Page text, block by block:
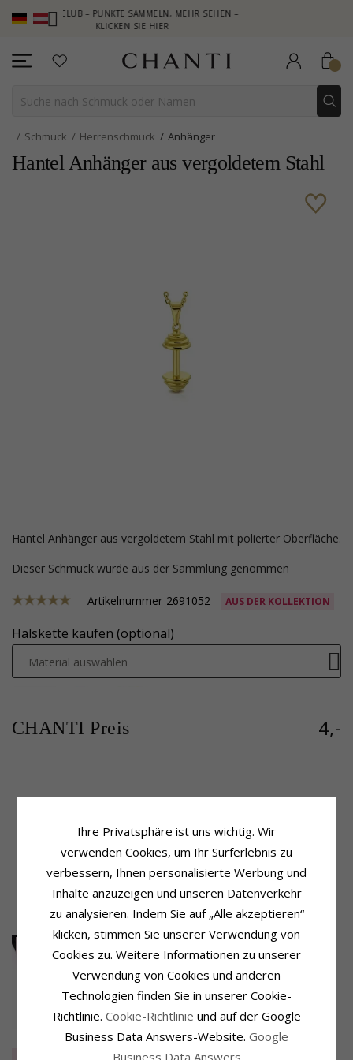
CLUB – PUNKTE SAMMELN, MEHR SEHEN –
KLICKEN SIE HIER
Schmuck Herrenschmuck Anhänger
Hantel Anhänger aus vergoldetem Stahl
Hantel Anhänger aus vergoldetem Stahl mit polierter Oberfläche.
Dieser Schmuck wurde aus der Sammlung genommen
Artikelnummer 2691052 AUS DER KOLLEKTION
Halskette kaufen (optional)
Material auswählen
CHANTI Preis 4,-
Produktinformation
Anhänger
Vergoldetem Stahl
Fassung
Breite:11 mm
Lieferzeit
Lieferzeit:4-5 Werktage
KUNDEN KAUFTEN AUCH
CARI Schloss für
CARI Schloss für
Armbänder in
EXTRA 3,-
Ihre Privatsphäre ist uns wichtig. Wir
verwenden Cookies, um Ihr Surferlebnis zu
verbessern, Ihnen personalisierte Werbung und
Inhalte anzuzeigen und unseren Datenverkehr
zu analysieren. Indem Sie auf „Alle akzeptieren“
klicken, stimmen Sie unserer Verwendung von
Cookies zu. Weitere Informationen zu unserer
Verwendung von Cookies und anderen
Technologien finden Sie in unserer Cookie-
Richtlinie. Cookie-Richtlinie und auf der Google
Business Data Answers-Website. Google
Business Data Answers